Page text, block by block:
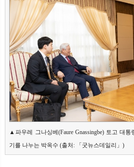
▲파우레 그나싱베(Faure Gnassingbe) 토고 대
기를 나누는 박옥수 (출처: 「굿뉴스데일리」)